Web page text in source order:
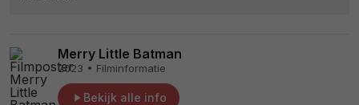
Merry Little Batman
2023 • Filminformatie
Bekijk alle info